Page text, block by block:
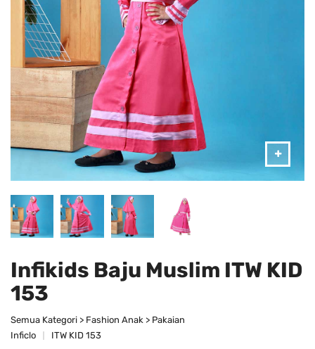
Infikids Baju Muslim ITW KID
153
Semua Kategori > Fashion Anak > Pakaian
Inficlo
ITW KID 153